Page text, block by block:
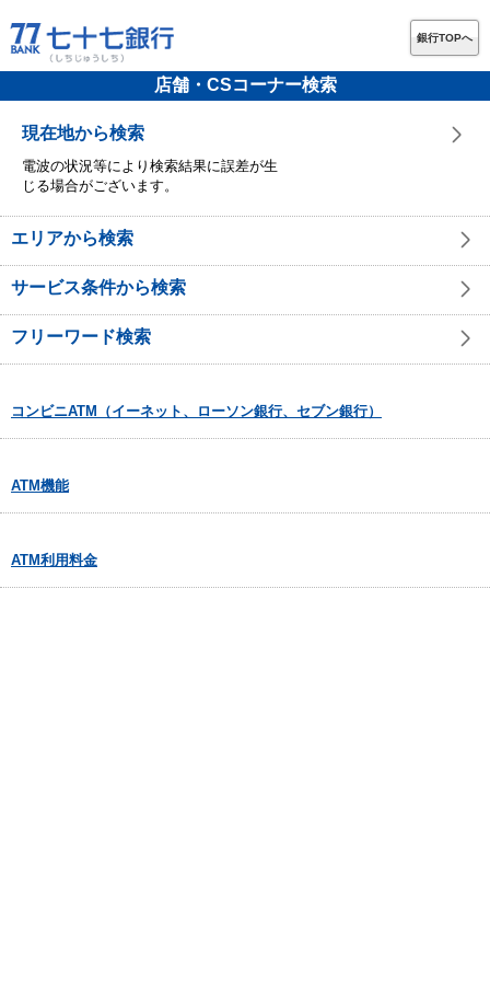
銀行TOPへ
店舗・CSコーナー検索
現在地から検索
電波の状況等により検索結果に誤差が生
じる場合がございます。
エリアから検索
サービス条件から検索
フリーワード検索
コンビニATM（イーネット、ローソン銀行、セブン銀行）
ATM機能
ATM利用料金